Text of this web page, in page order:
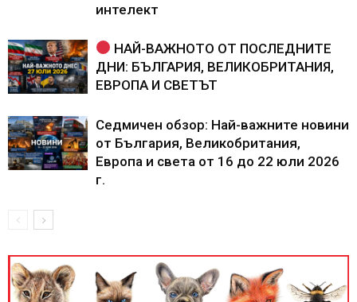
интелект
НАЙ-ВАЖНОТО ОТ ПОСЛЕДНИТЕ
ДНИ: БЪЛГАРИЯ, ВЕЛИКОБРИТАНИЯ,
ЕВРОПА И СВЕТЪТ
Седмичен обзор: Най-важните новини
от България, Великобритания,
Европа и света от 16 до 22 юли 2026
г.